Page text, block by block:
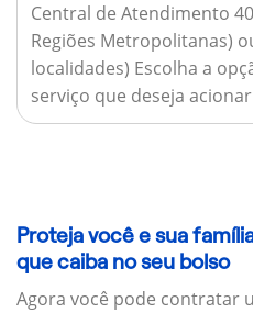
Central de Atendimento
Regiões Metropolitanas)
localidades) Escolha a
serviço que deseja
Proteja você e sua
que caiba no seu bolso
Agora você pode contratar